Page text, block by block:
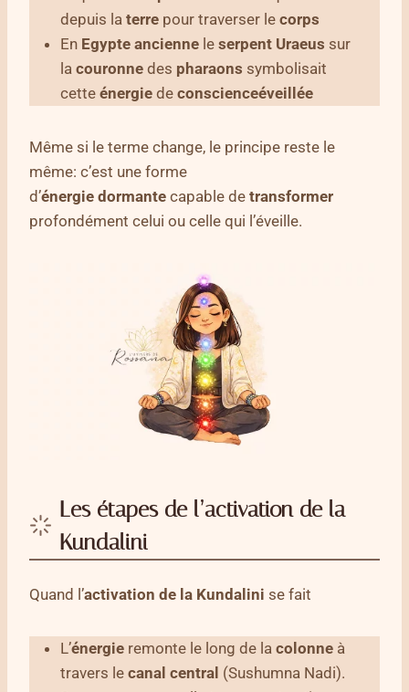
depuis la terre pour traverser le corps
En Egypte ancienne le serpent Uraeus sur
la couronne des pharaons symbolisait
cette énergie de conscienceéveillée
Même si le terme change, le principe reste le
même: c’est une forme
d’énergie dormante capable de transformer
profondément celui ou celle qui l’éveille.
Les étapes de l’activation de la
Kundalini
Quand l’activation de la Kundalini se fait
L’énergie remonte le long de la colonne à
travers le canal central (Sushumna Nadi).